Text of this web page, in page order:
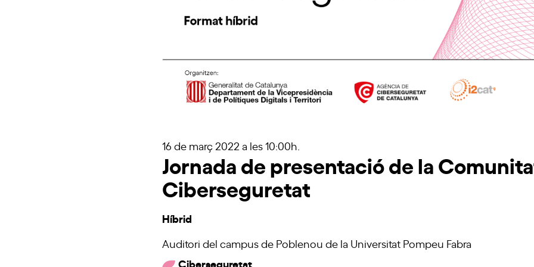
16 de març 2022 a les 10:00h.
Jornada de presentació de la
Ciberseguretat
Híbrid
Auditori del campus de Poblenou de la Universitat Pompeu Fabra
Ciberseguretat